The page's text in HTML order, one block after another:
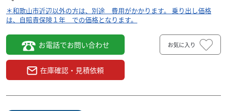
＊和歌山市近辺以外の方は、別途 費用がかかります。 乗り出し価格
は、自賠責保険１年 での価格となります。
お電話でお問い合わせ
在庫確認・見積依頼
お気に入り